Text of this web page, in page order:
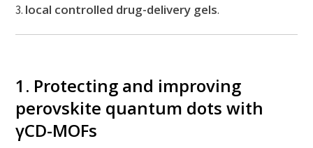
3. local controlled drug-delivery gels.
1. Protecting and improving
perovskite quantum dots with
γCD-MOFs